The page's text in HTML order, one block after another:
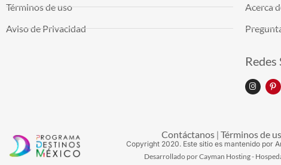
Términos de uso
Aviso de Privacidad
Acerca
Redes
Contáctanos Términos de
Copyright 2020. Este sitio es mantenido por
Desarrollado por Cayman Hosting -